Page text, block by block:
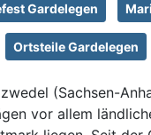
Gardelegen
Ortsteile Gardelegen
(Sachsen-
vor allem